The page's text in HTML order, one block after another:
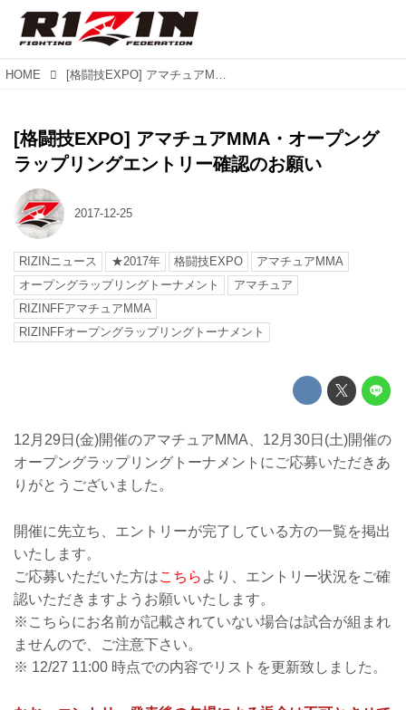
HOME [格闘技EXPO] アマチュアMMA・オープングラップリングエントリー確認のお願い
[格闘技EXPO] アマチュアMMA・オープング
ラップリングエントリー確認のお願い
2017-12-25
RIZINニュース ★2017年 格闘技EXPO
アマチュアMMA
オープングラップリングトーナメント
アマチュア
RIZINFFアマチュアMMA
RIZINFFオープングラップリングトーナメント
12月29日(金)開催のアマチュアMMA、12月30日(土)開催の
オープングラップリングトーナメントにご応募いただきあ
りがとうございました。
開催に先立ち、エントリーが完了している方の一覧を掲出
いたします。
ご応募いただいた方はこちら より、エントリー状況をご確
認いただきますようお願いいたします。
※こちらにお名前が記載されていない場合は試合が組まれ
ませんので、ご注意下さい。
※ 12/27 11:00 時点での内容でリストを更新致しました。